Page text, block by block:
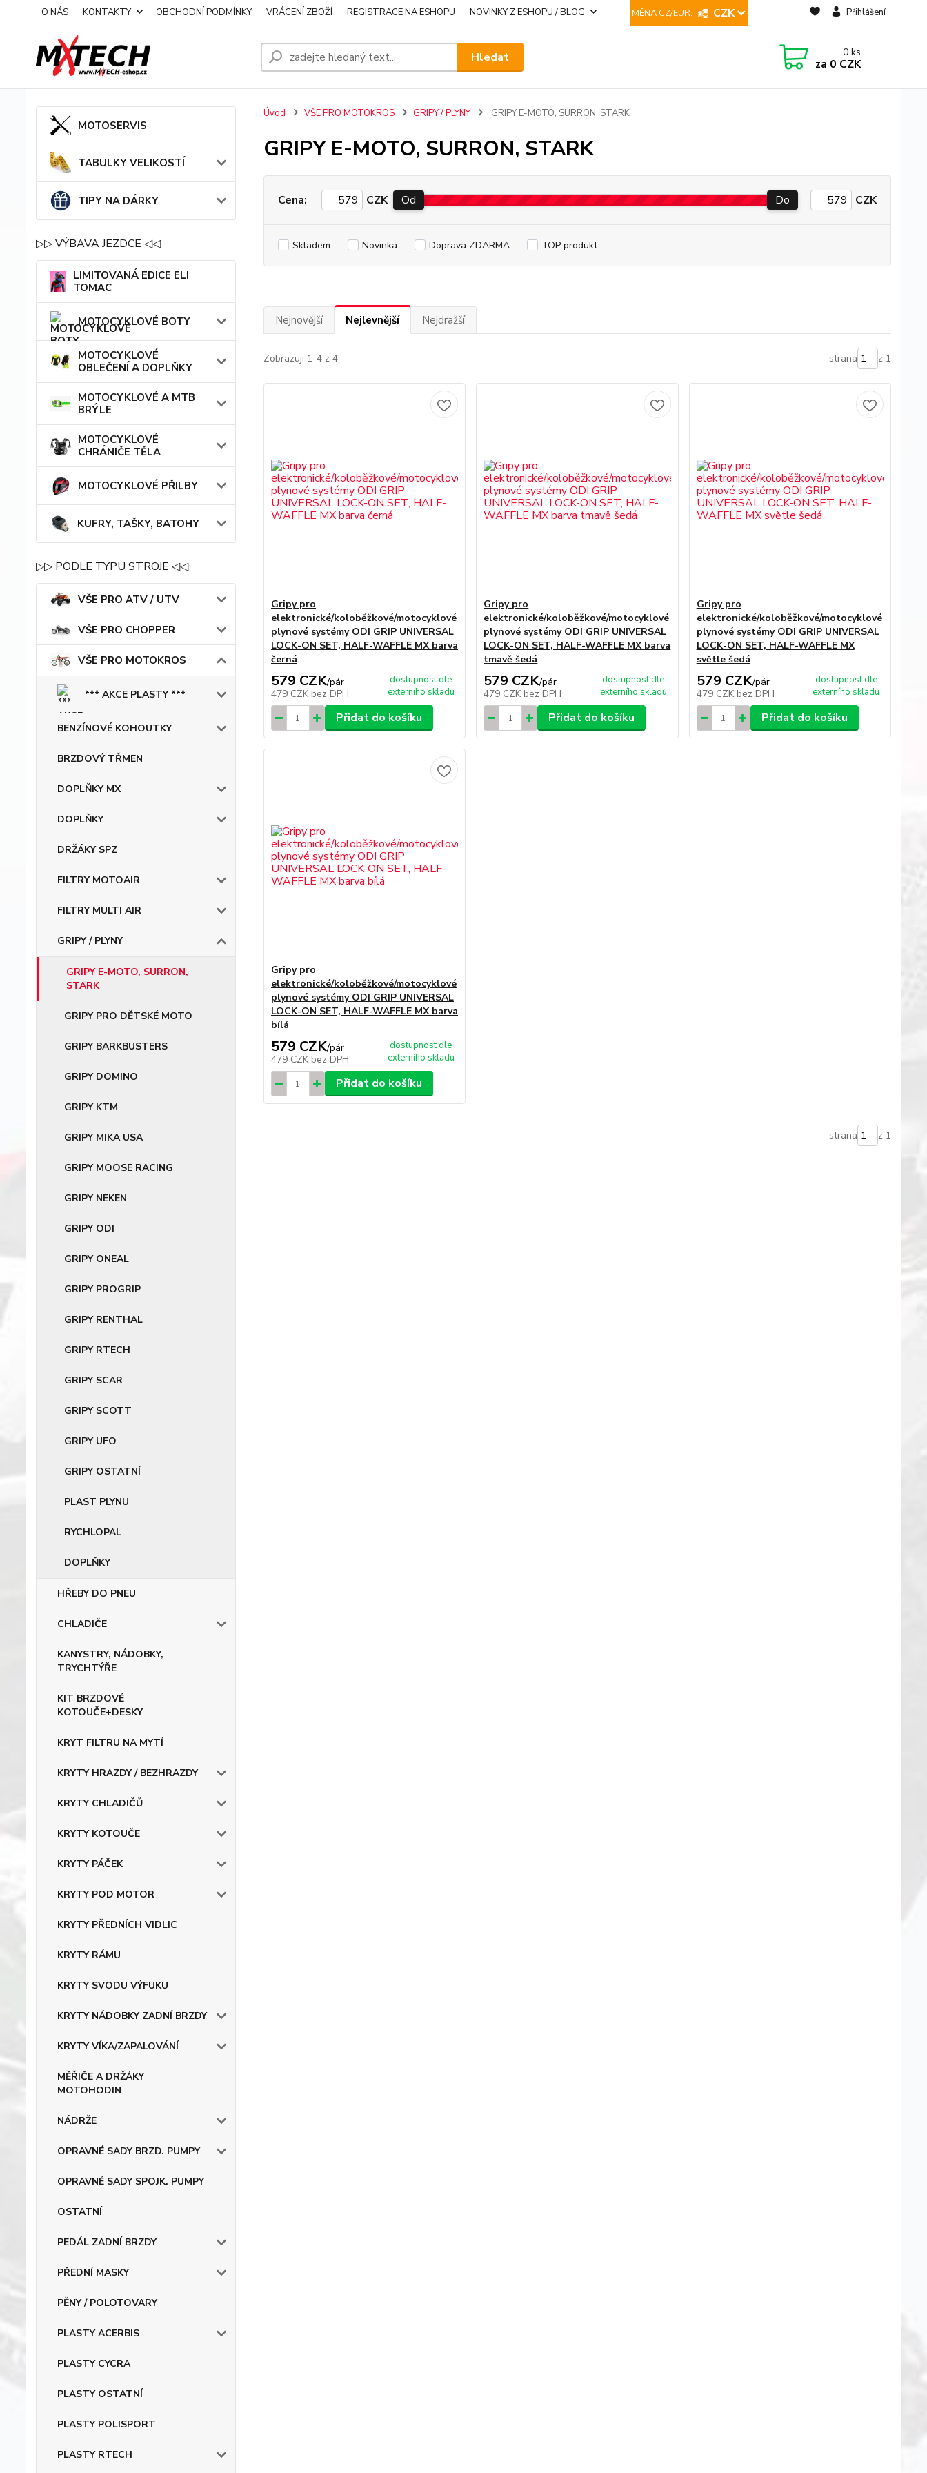
O NÁS KONTAKTY OBCHODNÍ PODMÍNKY VRÁCENÍ ZBOŽÍ REGISTRACE NA ESHOPU NOVINKY Z ESHOPU / BLOG CZK Přihlášení
Hledat 0 ks
za 0 CZK
MOTOSERVIS
TABULKY VELIKOSTÍ
TIPY NA DÁRKY
▷▷ VÝBAVA JEZDCE ◁◁
LIMITOVANÁ EDICE ELI
TOMAC
MOTOCYKLOVÉ BOTY
MOTOCYKLOVÉ
OBLEČENÍ A DOPLŇKY
MOTOCYKLOVÉ A MTB
BRÝLE
MOTOCYKLOVÉ
CHRÁNIČE TĚLA
MOTOCYKLOVÉ PŘILBY
KUFRY, TAŠKY, BATOHY
▷▷ PODLE TYPU STROJE ◁◁
VŠE PRO ATV / UTV
VŠE PRO CHOPPER
VŠE PRO MOTOKROS
*** AKCE PLASTY ***
BENZÍNOVÉ KOHOUTKY
BRZDOVÝ TŘMEN
DOPLŇKY MX
DOPLŇKY
DRŽÁKY SPZ
FILTRY MOTOAIR
FILTRY MULTI AIR
GRIPY / PLYNY
GRIPY E-MOTO, SURRON,
STARK
GRIPY PRO DĚTSKÉ MOTO
GRIPY BARKBUSTERS
GRIPY DOMINO
GRIPY KTM
GRIPY MIKA USA
GRIPY MOOSE RACING
GRIPY NEKEN
GRIPY ODI
GRIPY ONEAL
GRIPY PROGRIP
GRIPY RENTHAL
GRIPY RTECH
GRIPY SCAR
GRIPY SCOTT
GRIPY UFO
GRIPY OSTATNÍ
PLAST PLYNU
RYCHLOPAL
DOPLŇKY
HŘEBY DO PNEU
CHLADIČE
KANYSTRY, NÁDOBKY,
TRYCHTÝŘE
KIT BRZDOVÉ
KOTOUČE+DESKY
KRYT FILTRU NA MYTÍ
KRYTY HRAZDY / BEZHRAZDY
KRYTY CHLADIČŮ
KRYTY KOTOUČE
KRYTY PÁČEK
KRYTY POD MOTOR
KRYTY PŘEDNÍCH VIDLIC
KRYTY RÁMU
KRYTY SVODU VÝFUKU
KRYTY NÁDOBKY ZADNÍ BRZDY
KRYTY VÍKA/ZAPALOVÁNÍ
MĚŘIČE A DRŽÁKY
MOTOHODIN
NÁDRŽE
OPRAVNÉ SADY BRZD. PUMPY
OPRAVNÉ SADY SPOJK. PUMPY
OSTATNÍ
PEDÁL ZADNÍ BRZDY
PŘEDNÍ MASKY
PĚNY / POLOTOVARY
PLASTY ACERBIS
PLASTY CYCRA
PLASTY OSTATNÍ
PLASTY POLISPORT
PLASTY RTECH
Úvod VŠE PRO MOTOKROS GRIPY / PLYNY GRIPY E-MOTO, SURRON, STARK
GRIPY E-MOTO, SURRON, STARK
Cena: CZK Od Do CZK
Skladem Novinka Doprava ZDARMA TOP produkt
Nejnovější Nejlevnější Nejdražší
Zobrazuji 1-4 z 4 strana z 1
Gripy pro
elektronické/koloběžkové/motocyklové
plynové systémy ODI GRIP UNIVERSAL
LOCK-ON SET, HALF-WAFFLE MX barva
černá
579 CZK/pár
479 CZK bez DPH
dostupnost dle
externího skladu
Přidat do košíku
Gripy pro
elektronické/koloběžkové/motocyklové
plynové systémy ODI GRIP UNIVERSAL
LOCK-ON SET, HALF-WAFFLE MX barva
tmavě šedá
579 CZK/pár
479 CZK bez DPH
dostupnost dle
externího skladu
Přidat do košíku
Gripy pro
elektronické/koloběžkové/motocyklové
plynové systémy ODI GRIP UNIVERSAL
LOCK-ON SET, HALF-WAFFLE MX
světle šedá
579 CZK/pár
479 CZK bez DPH
dostupnost dle
externího skladu
Přidat do košíku
Gripy pro
elektronické/koloběžkové/motocyklové
plynové systémy ODI GRIP UNIVERSAL
LOCK-ON SET, HALF-WAFFLE MX barva
bílá
579 CZK/pár
479 CZK bez DPH
dostupnost dle
externího skladu
Přidat do košíku
strana z 1